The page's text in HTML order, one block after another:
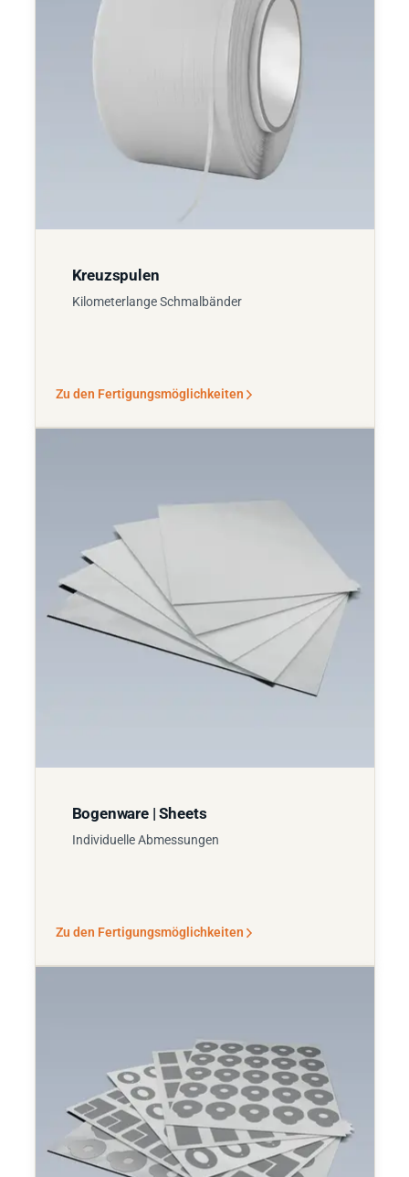
Kreuzspulen
Kilometerlange Schmalbänder
Zu den Fertigungsmöglichkeiten
Bogenware | Sheets
Individuelle Abmessungen
Zu den Fertigungsmöglichkeiten